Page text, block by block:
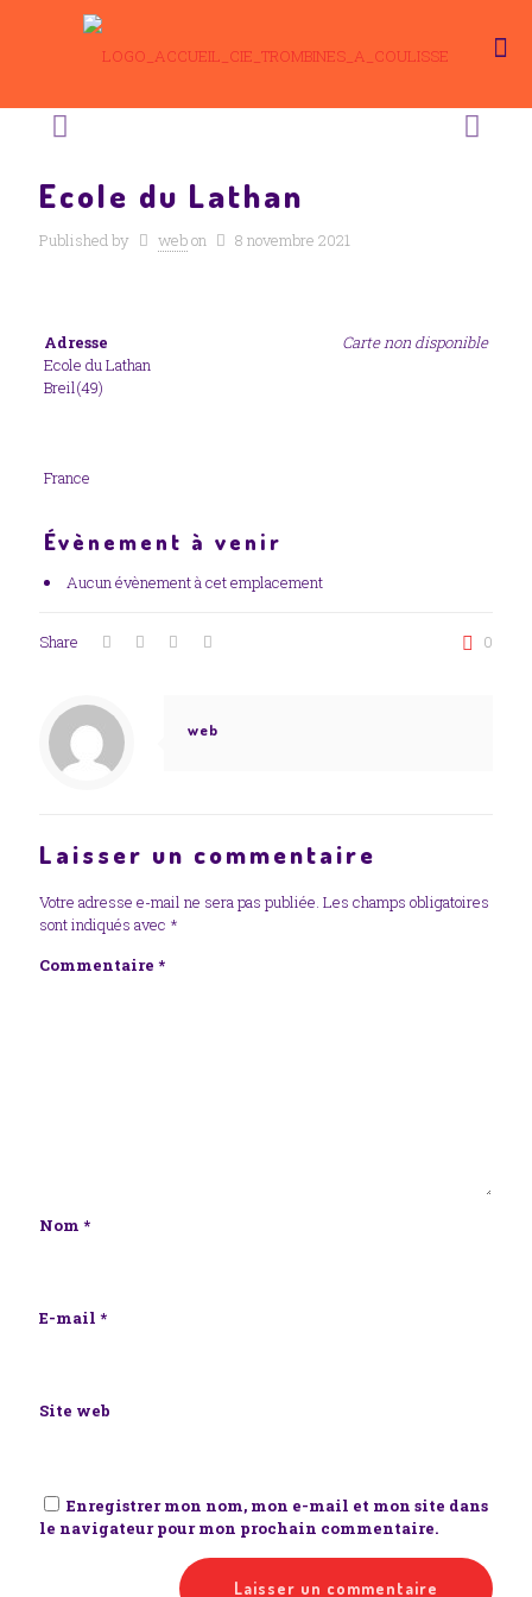
Ecole du Lathan
Published by webon 8 novembre 2021
Carte non disponible
Adresse
Ecole du Lathan
Breil(49)
France
Évènement à venir
Aucun évènement à cet emplacement
Share 0
web
Laisser un commentaire
Votre adresse e-mail ne sera pas publiée. Les champs obligatoires
sont indiqués avec *
Commentaire *
Nom *
E-mail *
Site web
Enregistrer mon nom, mon e-mail et mon site dans
le navigateur pour mon prochain commentaire.